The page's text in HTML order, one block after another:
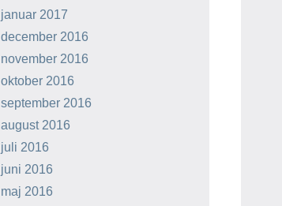
januar 2017
december 2016
november 2016
oktober 2016
september 2016
august 2016
juli 2016
juni 2016
maj 2016